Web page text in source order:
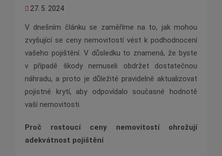
27. 5. 2024
V dnešním článku se zaměříme na to, jak mohou
zvyšující se ceny nemovitostí vést k podhodnocení
vašeho pojištění. V důsledku to znamená, že byste
v případě škody nemuseli obdržet dostatečnou
náhradu, a proto je důležité pravidelně aktualizovat
pojistné krytí, aby odpovídalo současné hodnotě
vaší nemovitosti.
Proč rostoucí ceny nemovitostí ohrožují
adekvátnost pojištění